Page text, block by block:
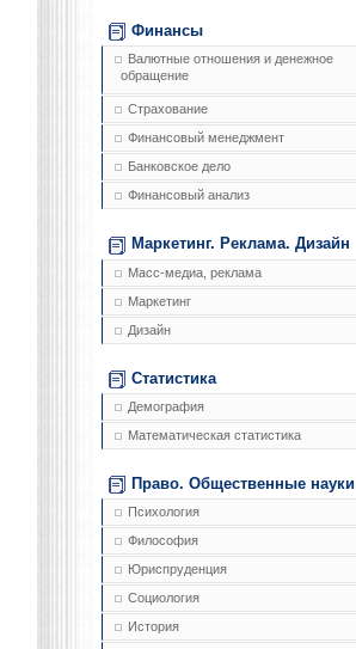
Финансы
Валютные отношения и денежное
обращение
Страхование
Финансовый менеджмент
Банковское дело
Финансовый анализ
Маркетинг. Реклама. Дизайн
Масс-медиа, реклама
Маркетинг
Дизайн
Статистика
Демография
Математическая статистика
Право. Общественные науки
Психология
Философия
Юриспруденция
Социология
История